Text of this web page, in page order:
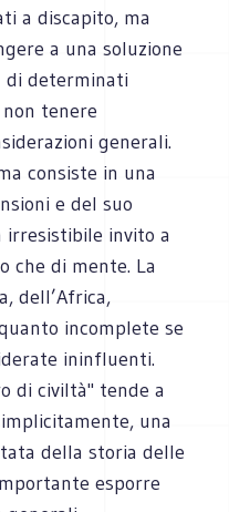
a discapito, ma
a una soluzione
di determinati
tenere
generali.
consiste in una
e del suo
irresistibile invito a
che di mente. La
dell’Africa,
incomplete se
ininfluenti.
di civiltà" tende a
una
della storia delle
esporre